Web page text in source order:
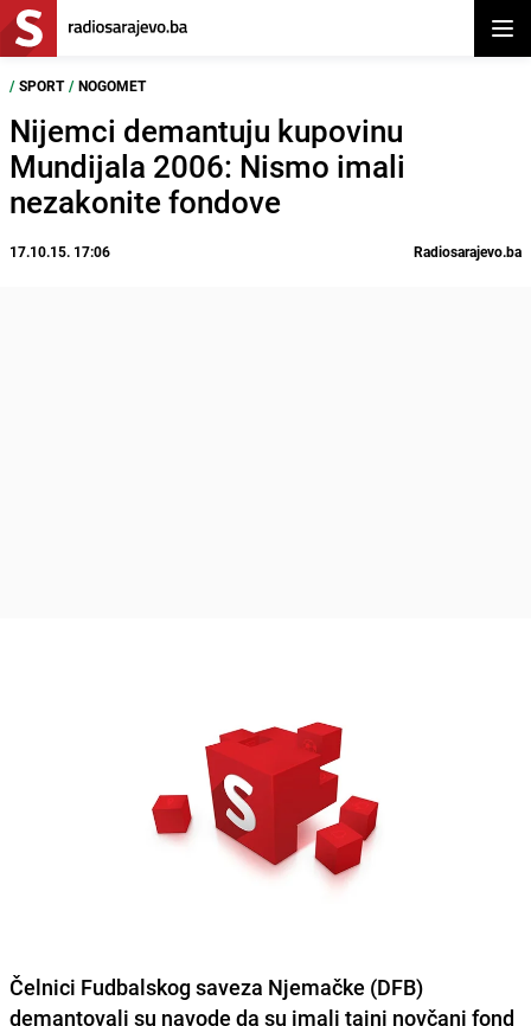
/ SPORT / NOGOMET
Nijemci demantuju kupovinu
Mundijala 2006: Nismo imali
nezakonite fondove
17.10.15. 17:06 Radiosarajevo.ba
Čelnici Fudbalskog saveza Njemačke (DFB)
demantovali su navode da su imali tajni novčani fond